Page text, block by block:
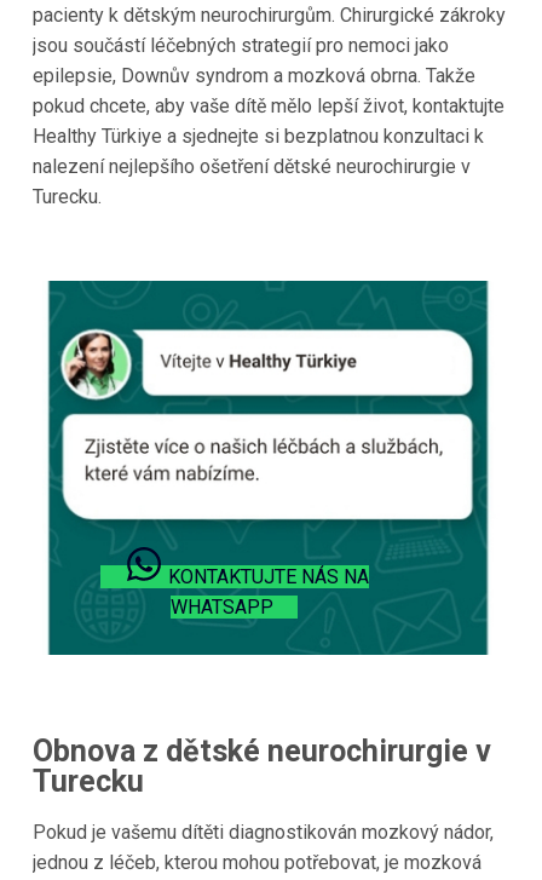
pacienty k dětským neurochirurgům. Chirurgické zákroky
jsou součástí léčebných strategií pro nemoci jako
epilepsie, Downův syndrom a mozková obrna. Takže
pokud chcete, aby vaše dítě mělo lepší život, kontaktujte
Healthy Türkiye a sjednejte si bezplatnou konzultaci k
nalezení nejlepšího ošetření dětské neurochirurgie v
Turecku.
KONTAKTUJTE NÁS NA
WHATSAPP
Obnova z dětské neurochirurgie v
Turecku
Pokud je vašemu dítěti diagnostikován mozkový nádor,
jednou z léčeb, kterou mohou potřebovat, je mozková